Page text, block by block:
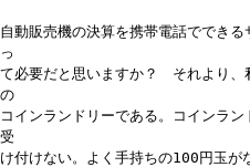
自動販売機の決算を携帯電話ででき
っ
て必要だと思いますか？ それより、
の
コインランドリーである。コインラ
受
け付けない。よく手持ちの100円玉が